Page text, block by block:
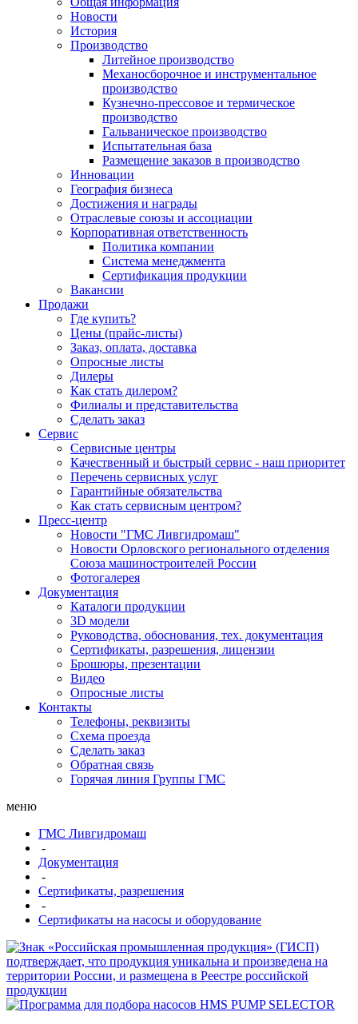
Новости
История
Производство
Литейное производство
Механосборочное и инструментальное
производство
Кузнечно-прессовое и термическое
производство
Гальваническое производство
Испытательная база
Размещение заказов в производство
Инновации
География бизнеса
Достижения и награды
Отраслевые союзы и ассоциации
Корпоративная ответственность
Политика компании
Система менеджмента
Сертификация продукции
Вакансии
Продажи
Где купить?
Цены (прайс-листы)
Заказ, оплата, доставка
Опросные листы
Дилеры
Как стать дилером?
Филиалы и представительства
Сделать заказ
Сервис
Сервисные центры
Качественный и быстрый сервис - наш приоритет
Перечень сервисных услуг
Гарантийные обязательства
Как стать сервисным центром?
Пресс-центр
Новости "ГМС Ливгидромаш"
Новости Орловского регионального отделения
Союза машиностроителей России
Фотогалерея
Документация
Каталоги продукции
3D модели
Руководства, обоснования, тех. документация
Сертификаты, разрешения, лицензии
Брошюры, презентации
Видео
Опросные листы
Контакты
Телефоны, реквизиты
Схема проезда
Сделать заказ
Обратная связь
Горячая линия Группы ГМС
меню
ГМС Ливгидромаш
-
Документация
-
Сертификаты, разрешения
-
Сертификаты на насосы и оборудование